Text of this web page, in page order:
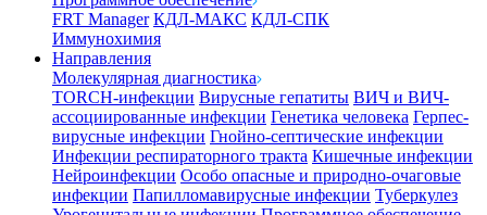
FRT Manager КДЛ-МАКС КДЛ-СПК
Иммунохимия
Направления
Молекулярная диагностика
TORCH-инфекции Вирусные гепатиты ВИЧ и ВИЧ-
ассоциированные инфекции Генетика человека Герпес-
вирусные инфекции Гнойно-септические инфекции
Инфекции респираторного тракта Кишечные инфекции
Нейроинфекции Особо опасные и природно-очаговые
инфекции Папилломавирусные инфекции Туберкулез